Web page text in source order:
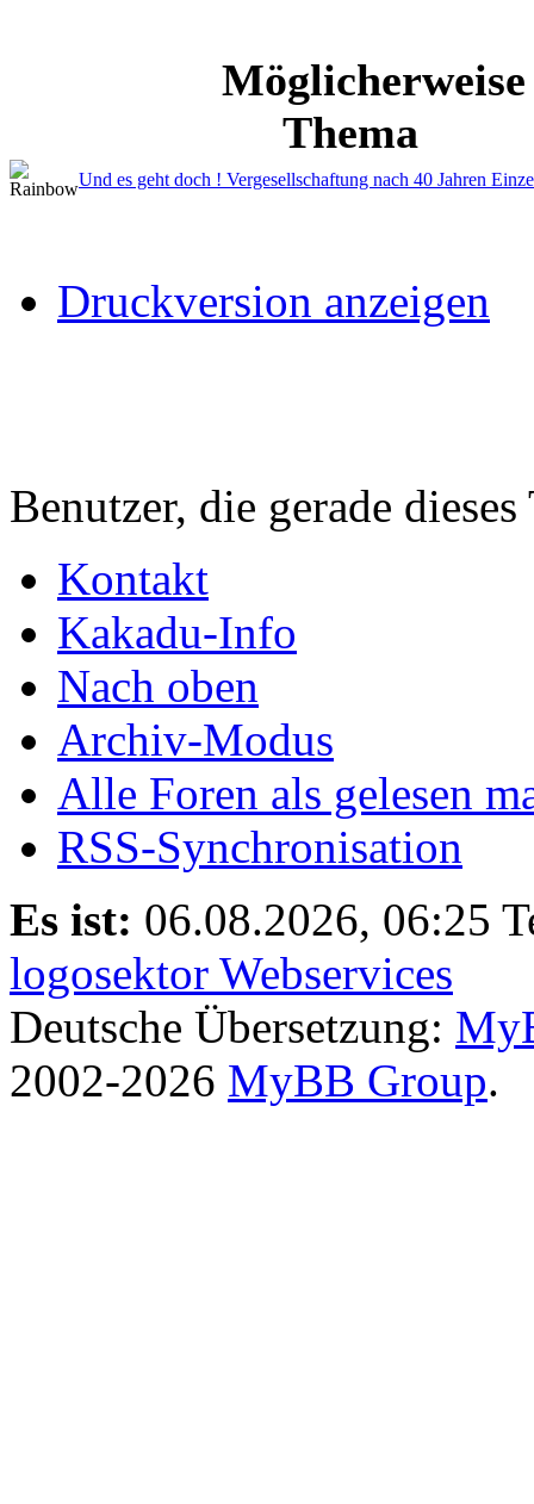
Thema
Und es geht doch ! Vergesellschaftung nach 40 Jahren
Druckversion anzeigen
Benutzer, die gerade
Kontakt
Kakadu-Info
Nach oben
Archiv-Modus
Alle Foren als gelesen
RSS-Synchronisation
Es ist: 06.08.2026, 06:25
logosektor Webservices
Deutsche Übersetzung:
2002-2026 MyBB Group.